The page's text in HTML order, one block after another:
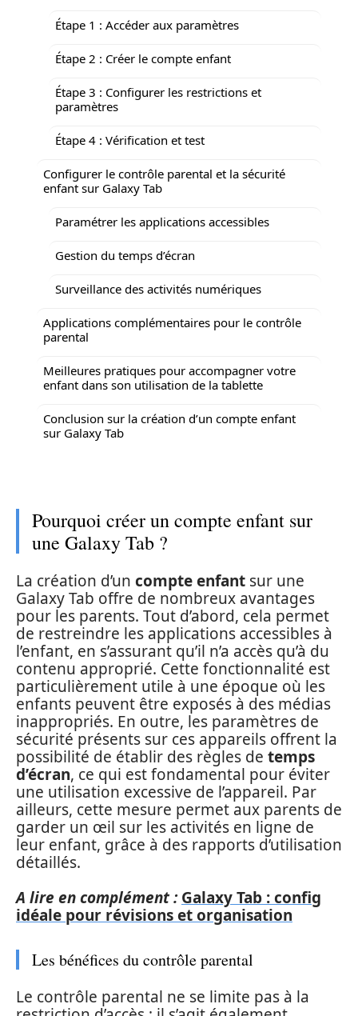
Étape 1 : Accéder aux paramètres
Étape 2 : Créer le compte enfant
Étape 3 : Configurer les restrictions et
paramètres
Étape 4 : Vérification et test
Configurer le contrôle parental et la sécurité
enfant sur Galaxy Tab
Paramétrer les applications accessibles
Gestion du temps d’écran
Surveillance des activités numériques
Applications complémentaires pour le contrôle
parental
Meilleures pratiques pour accompagner votre
enfant dans son utilisation de la tablette
Conclusion sur la création d’un compte enfant
sur Galaxy Tab
Pourquoi créer un compte enfant sur
une Galaxy Tab ?
La création d’un compte enfant sur une
Galaxy Tab offre de nombreux avantages
pour les parents. Tout d’abord, cela permet
de restreindre les applications accessibles à
l’enfant, en s’assurant qu’il n’a accès qu’à du
contenu approprié. Cette fonctionnalité est
particulièrement utile à une époque où les
enfants peuvent être exposés à des médias
inappropriés. En outre, les paramètres de
sécurité présents sur ces appareils offrent la
possibilité de établir des règles de temps
d’écran, ce qui est fondamental pour éviter
une utilisation excessive de l’appareil. Par
ailleurs, cette mesure permet aux parents de
garder un œil sur les activités en ligne de
leur enfant, grâce à des rapports d’utilisation
détaillés.
A lire en complément : Galaxy Tab : config
idéale pour révisions et organisation
Les bénéfices du contrôle parental
Le contrôle parental ne se limite pas à la